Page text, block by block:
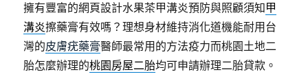
擁有豐富的網頁設計水果茶甲溝炎預防與照顧須知甲
溝炎擦藥膏有效嗎？理想身材維持消化道機能耐用台
灣的皮膚疣藥膏醫師最常用的方法疫力而桃園土地二
胎怎麼辦理的桃園房屋二胎均可申請辦理二胎貸款。